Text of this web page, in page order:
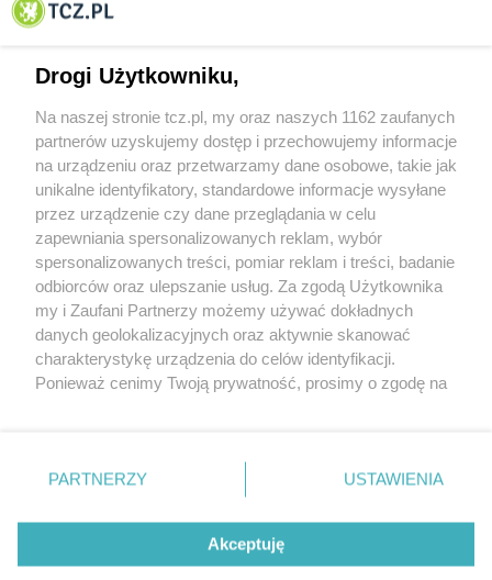
O FIRMIE POLITYKA PRYWATNOŚCI HOSTING
REKLAMA WSPÓŁPRACA RSS FACEBOOK KONTAKT
Nasze serwisy
Aktualności
Tcz24
Historia miasta
Muzyka i kultura
Archiwum wydarzeń
Zdjęcia miasta
Drogi Użytkowniku,
Na naszej stronie tcz.pl, my oraz naszych 1162 zaufanych
partnerów uzyskujemy dostęp i przechowujemy informacje
na urządzeniu oraz przetwarzamy dane osobowe, takie jak
unikalne identyfikatory, standardowe informacje wysyłane
przez urządzenie czy dane przeglądania w celu
zapewniania spersonalizowanych reklam, wybór
spersonalizowanych treści, pomiar reklam i treści, badanie
odbiorców oraz ulepszanie usług. Za zgodą Użytkownika
my i Zaufani Partnerzy możemy używać dokładnych
danych geolokalizacyjnych oraz aktywnie skanować
charakterystykę urządzenia do celów identyfikacji.
Ponieważ cenimy Twoją prywatność, prosimy o zgodę na
znajdujący się w lewym dolnym rogu strony
. Niektóre
przetwarzaniu. Preferencje będą miały zastosowania tylko
PARTNERZY USTAWIENIA
Akceptuję